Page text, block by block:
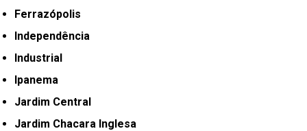
Ferrazópolis
Independência
Industrial
Ipanema
Jardim Central
Jardim Chacara Inglesa